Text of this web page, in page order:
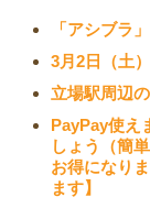
「アシブラ
3月2日（土
立場駅周辺
PayPay使え
しょう（簡
お得になり
ます】